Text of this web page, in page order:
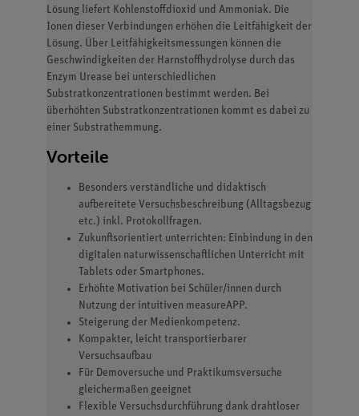
Lösung liefert Kohlenstoffdioxid und Ammoniak. Die
Ionen dieser Verbindungen erhöhen die Leitfähigkeit der
Lösung. Über Leitfähigkeitsmessungen können die
Geschwindigkeiten der Harnstoffhydrolyse durch das
Enzym Urease bei unterschiedlichen
Substratkonzentrationen bestimmt werden. Bei
überhöhten Substratkonzentrationen kommt es dabei zu
einer Substrathemmung.
Vorteile
Besonders verständliche und didaktisch
aufbereitete Versuchsbeschreibung (Alltagsbezug
etc.) inkl. Protokollfragen.
Zukunftsorientiert unterrichten: Einbindung in den
digitalen naturwissenschaftlichen Unterricht mit
Tablets oder Smartphones.
Erhöhte Motivation bei Schüler/innen durch
Nutzung der intuitiven measureAPP.
Steigerung der Medienkompetenz.
Kompakter, leicht transportierbarer
Versuchsaufbau
Für Demoversuche und Praktikumsversuche
gleichermaßen geeignet
Flexible Versuchsdurchführung dank drahtloser